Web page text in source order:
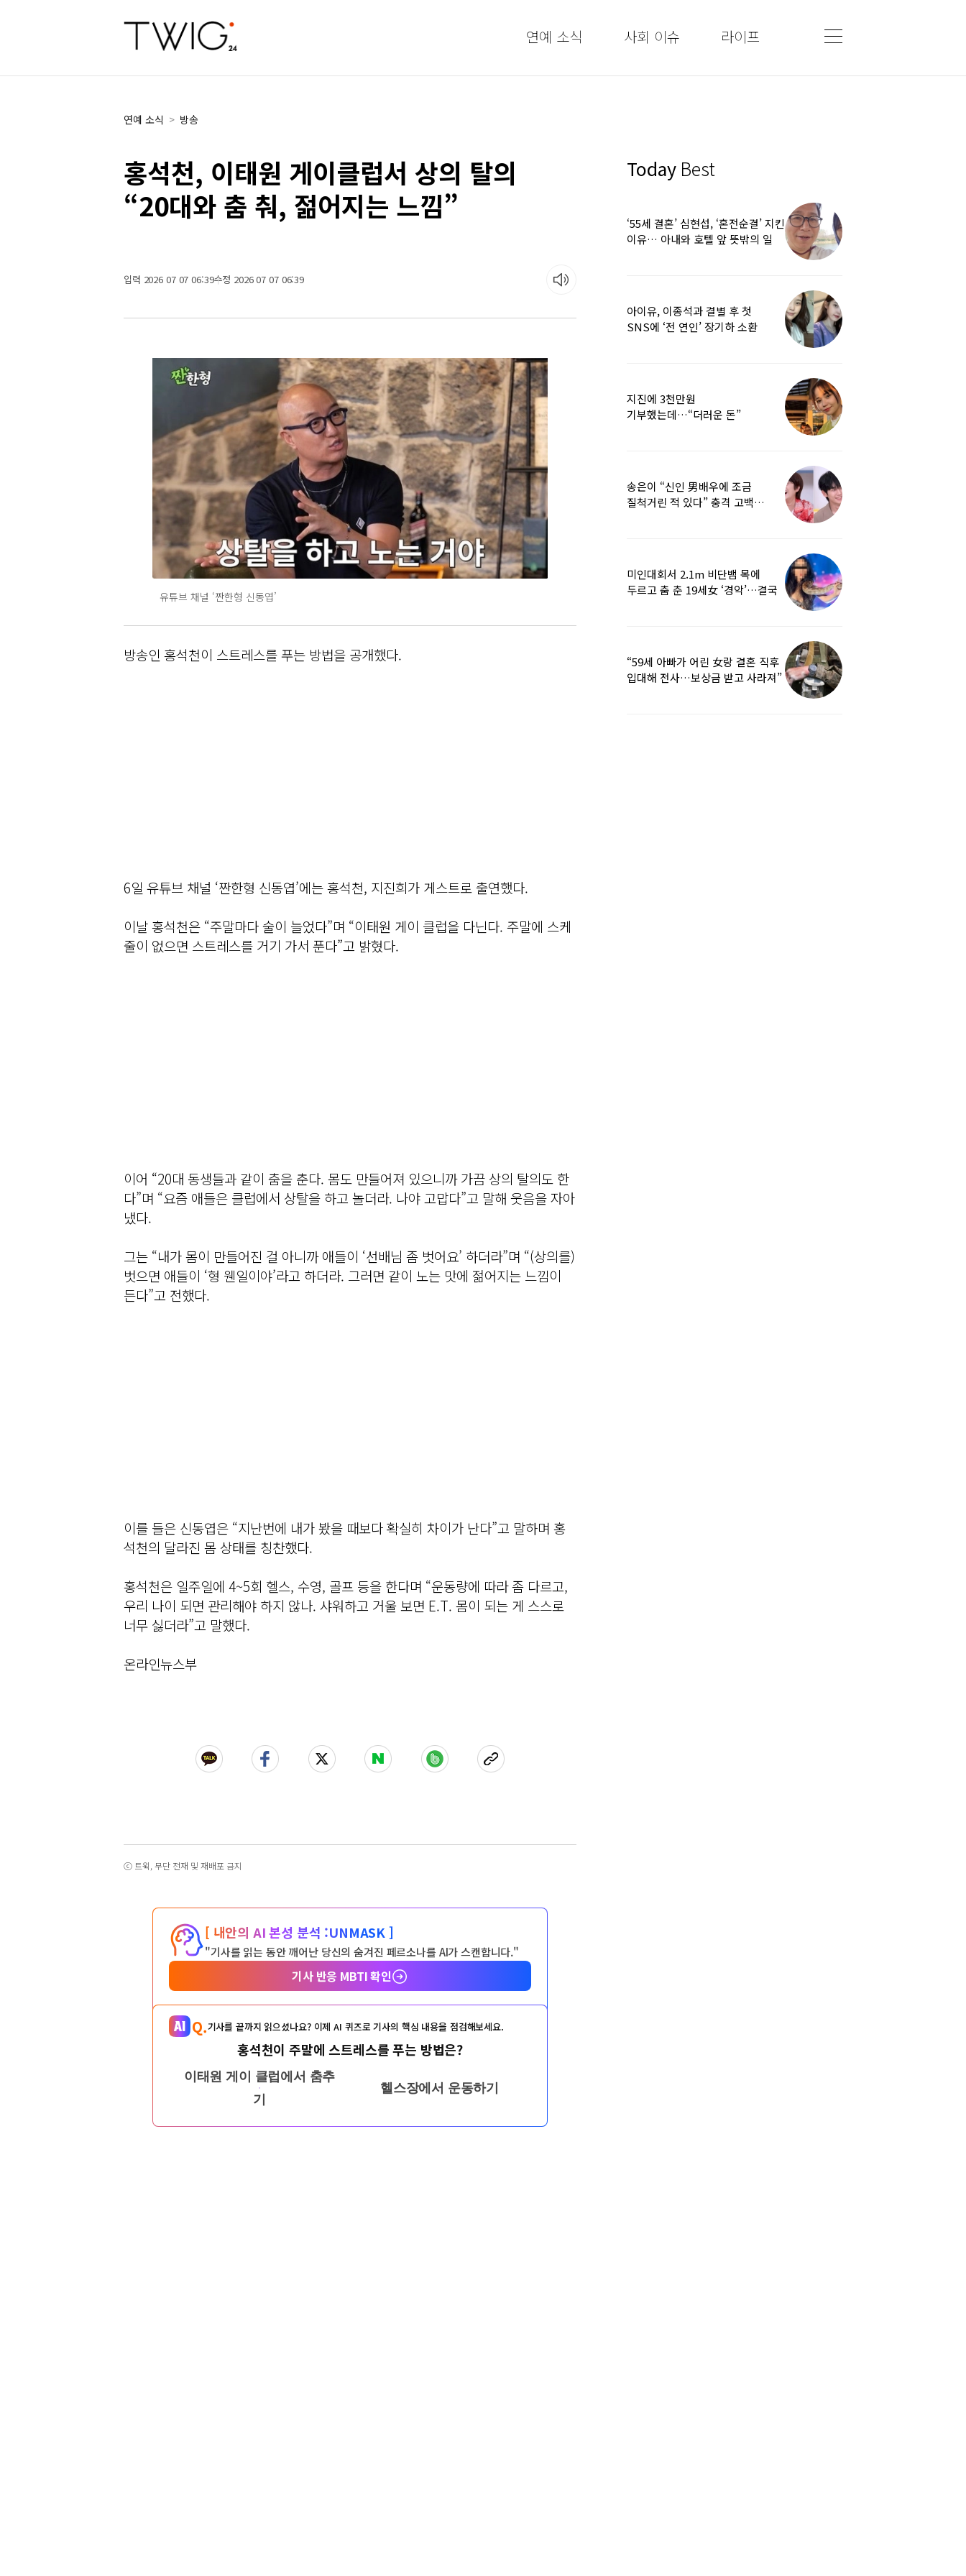
연예 소식 사회 이슈 라이프
연예 소식 > 방송
홍석천, 이태원 게이클럽서 상의 탈의
“20대와 춤 춰, 젊어지는 느낌”
입력 2026 07 07 06:39수정 2026 07 07 06:39
유튜브 채널 ‘짠한형 신동엽’
방송인 홍석천이 스트레스를 푸는 방법을 공개했다.
6일 유튜브 채널 ‘짠한형 신동엽’에는 홍석천, 지진희가 게스트로 출연했다.
이날 홍석천은 “주말마다 술이 늘었다”며 “이태원 게이 클럽을 다닌다. 주말에 스케
줄이 없으면 스트레스를 거기 가서 푼다”고 밝혔다.
이어 “20대 동생들과 같이 춤을 춘다. 몸도 만들어져 있으니까 가끔 상의 탈의도 한
다”며 “요즘 애들은 클럽에서 상탈을 하고 놀더라. 나야 고맙다”고 말해 웃음을 자아
냈다.
그는 “내가 몸이 만들어진 걸 아니까 애들이 ‘선배님 좀 벗어요’ 하더라”며 “(상의를)
벗으면 애들이 ‘형 웬일이야’라고 하더라. 그러면 같이 노는 맛에 젊어지는 느낌이
든다”고 전했다.
이를 들은 신동엽은 “지난번에 내가 봤을 때보다 확실히 차이가 난다”고 말하며 홍
석천의 달라진 몸 상태를 칭찬했다.
홍석천은 일주일에 4~5회 헬스, 수영, 골프 등을 한다며 “운동량에 따라 좀 다르고,
우리 나이 되면 관리해야 하지 않나. 샤워하고 거울 보면 E.T. 몸이 되는 게 스스로
너무 싫더라”고 말했다.
온라인뉴스부
ⓒ 트윅, 무단 전재 및 재배포 금지
[ 내안의 AI 본성 분석 :UNMASK ]
"기사를 읽는 동안 깨어난 당신의 숨겨진 페르소나를 AI가 스캔합니다."
기사 반응 MBTI 확인
Q.기사를 끝까지 읽으셨나요? 이제 AI 퀴즈로 기사의 핵심 내용을 점검해보세요.
홍석천이 주말에 스트레스를 푸는 방법은?
이태원 게이 클럽에서 춤추
기
헬스장에서 운동하기
Today Best
‘55세 결혼’ 심현섭, ‘혼전순결’ 지킨
이유… 아내와 호텔 앞 뜻밖의 일
아이유, 이종석과 결별 후 첫
SNS에 ‘전 연인’ 장기하 소환
지진에 3천만원
기부했는데…“더러운 돈”
송은이 “신인 男배우에 조금
질척거린 적 있다” 충격 고백…
미인대회서 2.1m 비단뱀 목에
두르고 춤 춘 19세女 ‘경악’…결국
“59세 아빠가 어린 女랑 결혼 직후
입대해 전사…보상금 받고 사라져”